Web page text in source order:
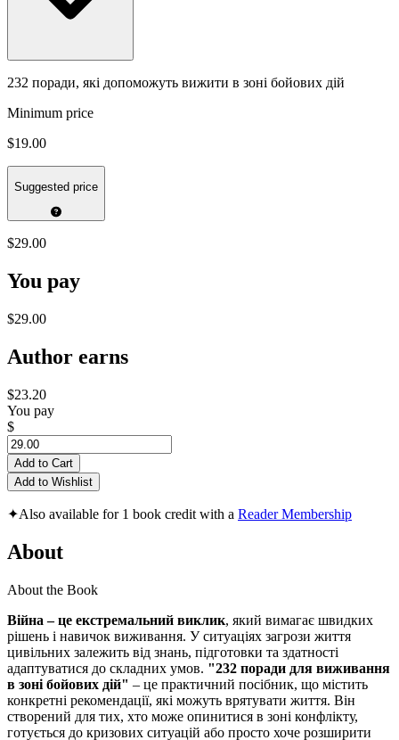
232 поради, які допоможуть вижити в зоні бойових дій
Minimum price
$19.00
Suggested price
$29.00
You pay
$29.00
Author earns
$23.20
You pay
$
Add to Cart
Add to Wishlist
✦Also available for 1 book credit with a Reader Membership
About
About the Book
Війна – це екстремальний виклик, який вимагає швидких
рішень і навичок виживання. У ситуаціях загрози життя
цивільних залежить від знань, підготовки та здатності
адаптуватися до складних умов. "232 поради для виживання
в зоні бойових дій" – це практичний посібник, що містить
конкретні рекомендації, які можуть врятувати життя. Він
створений для тих, хто може опинитися в зоні конфлікту,
готується до кризових ситуацій або просто хоче розширити